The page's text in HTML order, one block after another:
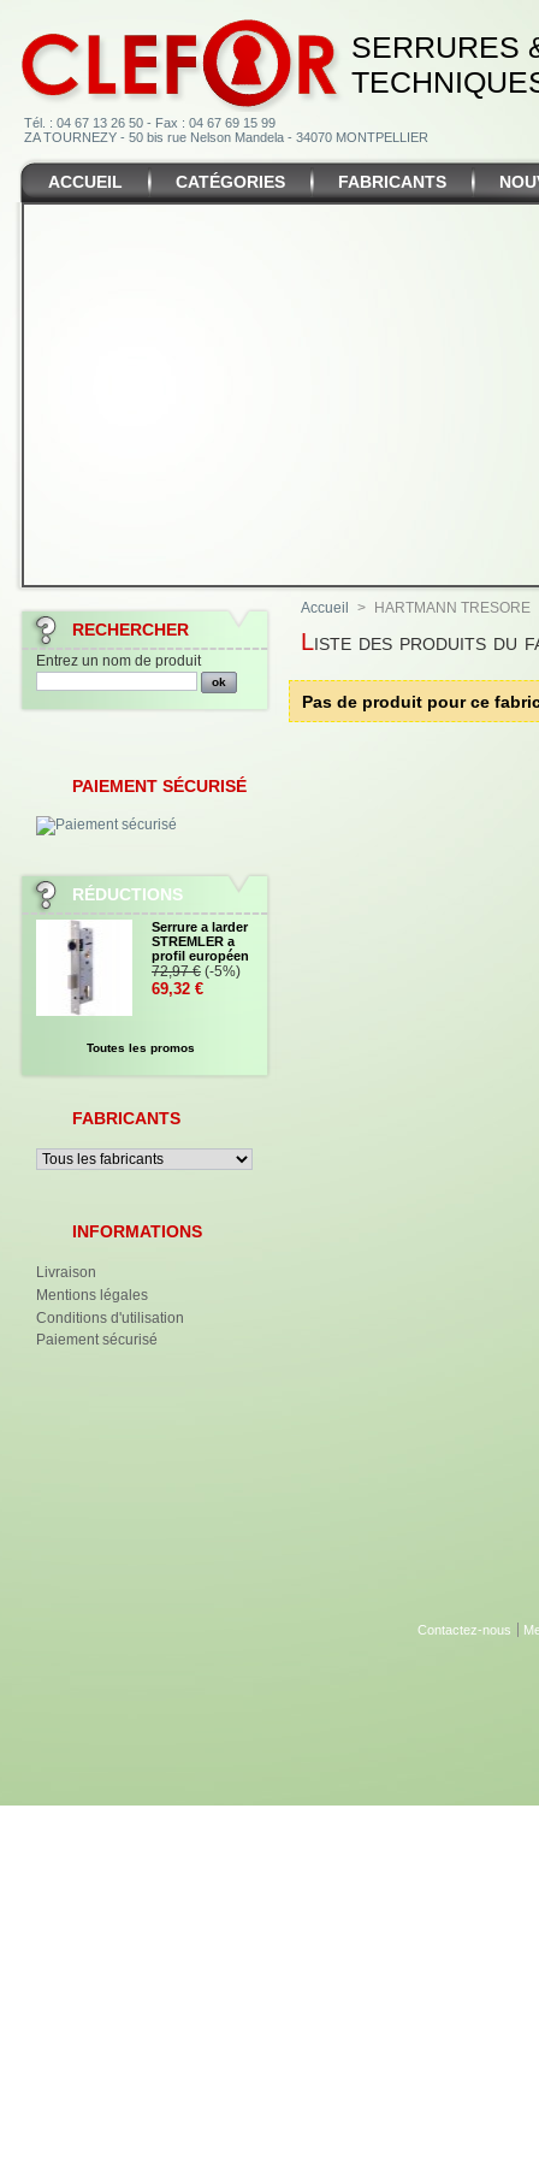
SERRURES
Tél. : 04 67 13 26 50 - Fax : 04 67 69 15 99
ZA TOURNEZY - 50 bis rue Nelson Mandela - 34070 MONTPELLIER
ACCUEIL CATÉGORIES FABRICANTS
RECHERCHER
Entrez un nom de produit
PAIEMENT SÉCURISÉ
RÉDUCTIONS
Serrure a larder
STREMLER a
profil européen
72,97 € (-5%)
69,32 €
Toutes les promos
FABRICANTS
INFORMATIONS
Livraison
Mentions légales
Conditions d'utilisation
Paiement sécurisé
Accueil > HARTMANN TRESORE
Liste des produits
Pas de produit pour ce
Contactez-nous